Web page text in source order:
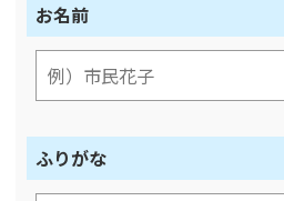
お名前
ふりがな